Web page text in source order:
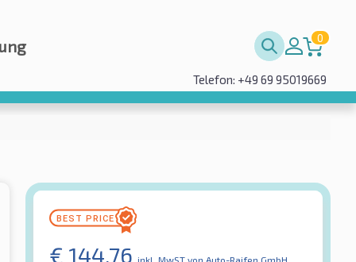
0
Telefon: +49 69 95019669
€ 144,76 inkl. MwST von Auto-Raifen GmbH